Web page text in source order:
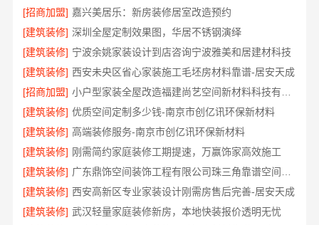
[招商加盟] 嘉兴美居乐：新房装修居室改造预约
[建筑装修] 深圳全屋定制效果图，华居不锈钢演绎
[建筑装修] 宁波余姚家装设计到店咨询宁波雅美和居建材科技
[建筑装修] 西安未央区省心家装施工毛坯房材料靠谱-居安天成
[招商加盟]
[建筑装修] 优质空间定制多少钱-南京市创亿讯环保新材料
[建筑装修] 高端装修服务-南京市创亿讯环保新材料
[建筑装修] 刚需简约家庭装修工期提速，万赢饰家高效施工
[建筑装修]
[建筑装修] 西安高新区专业家装设计刚需房售后完善-居安天成
[建筑装修] 武汉轻量家庭装修新房，本地快装报价透明无忧